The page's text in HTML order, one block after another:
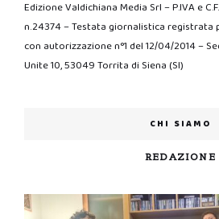
Edizione Valdichiana Media Srl – P.IVA e
n.24374 – Testata giornalistica registrata
con autorizzazione n°1 del 12/04/2014 –
Unite 10, 53049 Torrita di Siena (SI)
CHI SIAMO
REDAZIONE